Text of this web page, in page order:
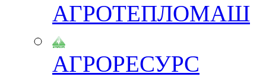
АГРОТЕПЛОМАШ
АГРОРЕСУРС